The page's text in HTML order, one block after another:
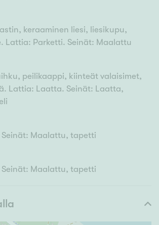
keraaminen liesi, liesikupu,
Lattia: Parketti. Seinät: Maalattu
peilikaappi, kiinteät valaisimet,
Lattia: Laatta. Seinät: Laatta,
Maalattu, tapetti
Maalattu, tapetti